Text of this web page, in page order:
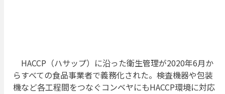
HACCP（ハサップ）に沿った衛生管理が2020年6月か
らすべての食品事業者で義務化された。検査機器や包装
機など各工程間をつなぐコンベヤにもHACCP環境に対応